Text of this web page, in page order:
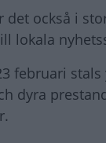
det också i
lokala
februari
dyra